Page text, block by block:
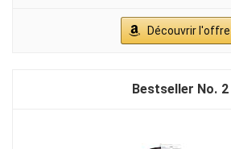
Découvrir l'offre
2